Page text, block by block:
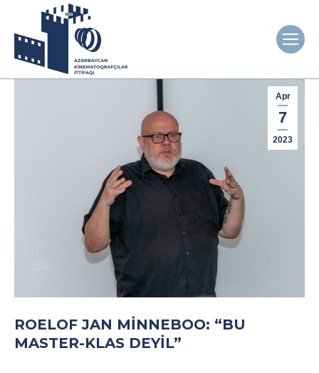
Apr
7
2023
ROELOF JAN MINNEBOO: “BU
MASTER-KLAS DEYIL”